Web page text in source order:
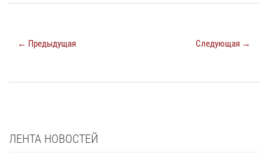
← Предыдущая Следующая →
ЛЕНТА НОВОСТЕЙ